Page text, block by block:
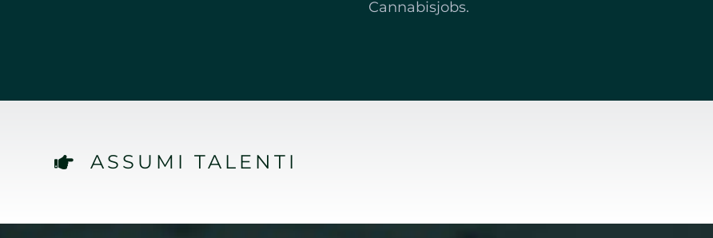
Cannabisjobs.
ASSUMI TALENTI